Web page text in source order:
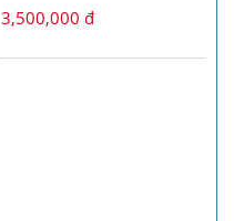
3,500,000 đ